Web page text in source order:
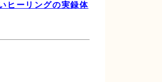
ヒーリングの実録体